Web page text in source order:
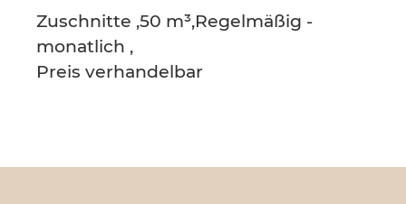
Zuschnitte ,50 m³,Regelmäßig -
monatlich ,
Preis verhandelbar